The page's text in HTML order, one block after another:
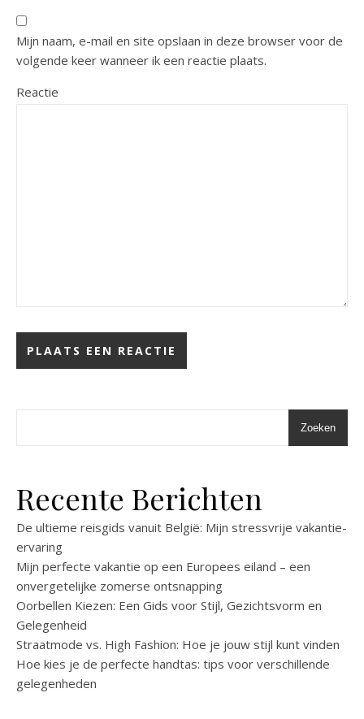
Mijn naam, e-mail en site opslaan in deze browser voor de
volgende keer wanneer ik een reactie plaats.
Reactie
Zoeken
Recente Berichten
De ultieme reisgids vanuit België: Mijn stressvrije vakantie-
ervaring
Mijn perfecte vakantie op een Europees eiland – een
onvergetelijke zomerse ontsnapping
Oorbellen Kiezen: Een Gids voor Stijl, Gezichtsvorm en
Gelegenheid
Straatmode vs. High Fashion: Hoe je jouw stijl kunt vinden
Hoe kies je de perfecte handtas: tips voor verschillende
gelegenheden